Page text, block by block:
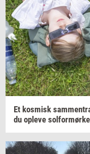
Et kos­misk
du op­le­ve